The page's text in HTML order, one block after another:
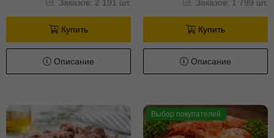
Заказов: 2 191 шт.
Купить
Описание
Заказов: 1 799 шт.
Купить
Описание
Выбор покупателей